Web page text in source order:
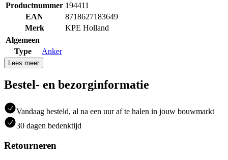
Productnummer 194411
EAN
8718627183649
Merk
KPE Holland
Algemeen
Type
Anker
Lees meer
Bestel- en bezorginformatie
Vandaag besteld, al na een uur af te halen in jouw bouwmarkt
30 dagen bedenktijd
Retourneren